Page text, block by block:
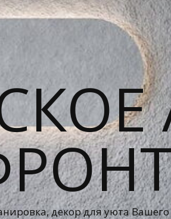
декор для уюта